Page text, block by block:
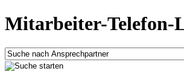
Mitarbeiter-Telefon-